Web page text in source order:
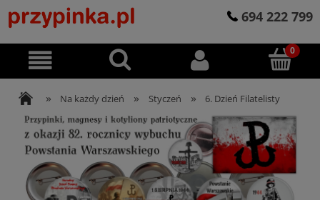
694 222 799
» Na każdy dzień » Styczeń » 6. Dzień Filatelisty